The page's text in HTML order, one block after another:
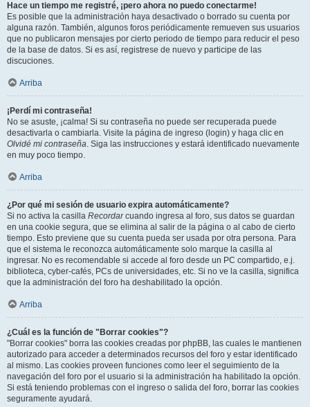
Hace un tiempo me registré, ¡pero ahora no puedo conectarme!
Es posible que la administración haya desactivado o borrado su cuenta por
alguna razón. También, algunos foros periódicamente remueven sus usuarios
que no publicaron mensajes por cierto periodo de tiempo para reducir el peso
de la base de datos. Si es así, registrese de nuevo y participe de las
discuciones.
Arriba
¡Perdí mi contraseña!
No se asuste, ¡calma! Si su contraseña no puede ser recuperada puede
desactivarla o cambiarla. Visite la página de ingreso (login) y haga clic en
Olvidé mi contraseña. Siga las instrucciones y estará identificado nuevamente
en muy poco tiempo.
Arriba
¿Por qué mi sesión de usuario expira automáticamente?
Si no activa la casilla Recordarcuando ingresa al foro, sus datos se guardan
en una cookie segura, que se elimina al salir de la página o al cabo de cierto
tiempo. Esto previene que su cuenta pueda ser usada por otra persona. Para
que el sistema le reconozca automáticamente solo marque la casilla al
ingresar. No es recomendable si accede al foro desde un PC compartido, e.j.
biblioteca, cyber-cafés, PCs de universidades, etc. Si no ve la casilla, significa
que la administración del foro ha deshabilitado la opción.
Arriba
¿Cuál es la función de "Borrar cookies"?
"Borrar cookies" borra las cookies creadas por phpBB, las cuales le mantienen
autorizado para acceder a determinados recursos del foro y estar identificado
al mismo. Las cookies proveen funciones como leer el seguimiento de la
navegación del foro por el usuario si la administración ha habilitado la opción.
Si está teniendo problemas con el ingreso o salida del foro, borrar las cookies
seguramente ayudará.